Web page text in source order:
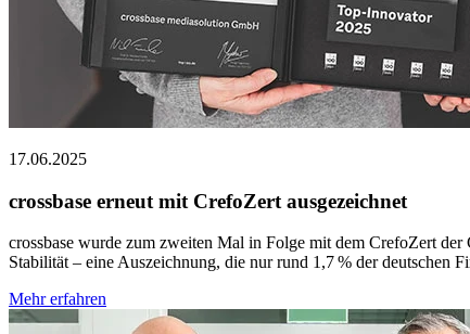
17.06.2025
crossbase erneut mit CrefoZert ausgezeichnet
crossbase wurde zum zweiten Mal in Folge mit dem CrefoZert
Stabilität – eine Auszeichnung, die nur rund 1,7 % der deutschen
Mehr erfahren